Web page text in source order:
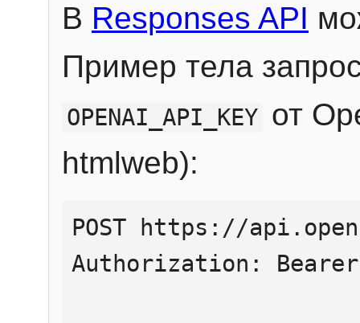
В Responses API
Пример тела
OPENAI_API_KEY от
htmlweb):
POST https://
Authorization: